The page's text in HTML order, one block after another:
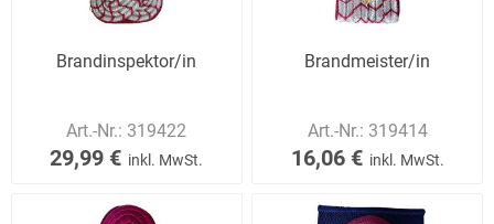
Brandinspektor/in
Art.-Nr.: 319422
29,99 € inkl. MwSt.
Brandmeister/in
Art.-Nr.: 319414
16,06 € inkl. MwSt.